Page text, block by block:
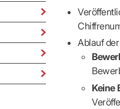
IT & Online-
Ablauf
Keine